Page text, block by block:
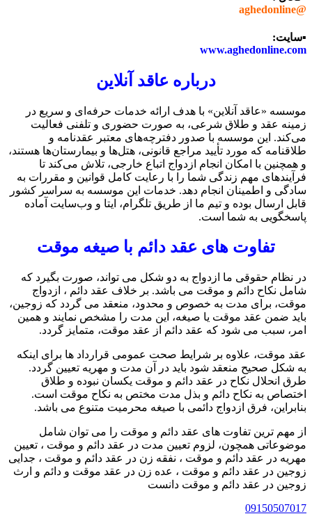
@aghedonline
▪️سایت:
www.aghedonline.com
درباره عاقد آنلاین
موسسه «عاقد آنلاین» با هدف ارائه خدمات حرفه‌ای و سریع در
زمینه عقد و طلاق شرعی، به صورت حضوری و تلفنی فعالیت
می‌کند. این موسسه با صدور دفترچه‌های معتبر عقدنامه و
طلاقنامه که مورد تأیید مراجع قانونی، هتل‌ها و بیمارستان‌ها هستند،
و همچنین با امکان انجام ازدواج اتباع خارجی، تلاش می‌کند تا
فرآیندهای مهم زندگی شما را با رعایت کامل قوانین و مقررات به
سادگی و اطمینان انجام دهد. خدمات این موسسه به سراسر کشور
قابل ارسال بوده و تیم ما از طریق تلگرام، ایتا و وب‌سایت آماده
پاسخگویی به شما است.
تفاوت های عقد دائم با صیغه موقت
در نظام حقوقی ما ازدواج به دو شکل می تواند، صورت بگیرد که
شامل نکاح دائم و موقت می باشد. بر خلاف عقد دائم ، ازدواج
موقت، برای مدت به خصوص و محدود، منعقد می گردد که زوجین،
باید ضمن عقد موقت یا صیغه، این مدت را مشخص نمایند و همین
امر، سبب می شود که عقد دائم از عقد موقت، متمایز گردد.
عقد موقت، علاوه بر شرایط صحت عمومی قرارداد ها برای اینکه
به شکل صحیح منعقد شود باید در آن مدت و مهریه تعیین گردد.
طرق انحلال نکاح در عقد دائم و موقت یکسان نبوده و طلاق
اختصاص به نکاح دائم و بذل مدت مختص به نکاح موقت است.
بنابراین، فرق ازدواج دائمی با صیغه محرمیت متنوع می باشد.
از مهم ترین تفاوت های عقد دائم و موقت را می توان شامل
موضوعاتی همچون، لزوم تعیین مدت در عقد دائم و موقت ، تعیین
مهریه در عقد دائم و موقت ، نفقه زن در عقد دائم و موقت ، جدایی
زوجین در عقد دائم و موقت ، عده زن در عقد موقت و دائم و ارث
زوجین در عقد دائم و موقت دانست
09150507017